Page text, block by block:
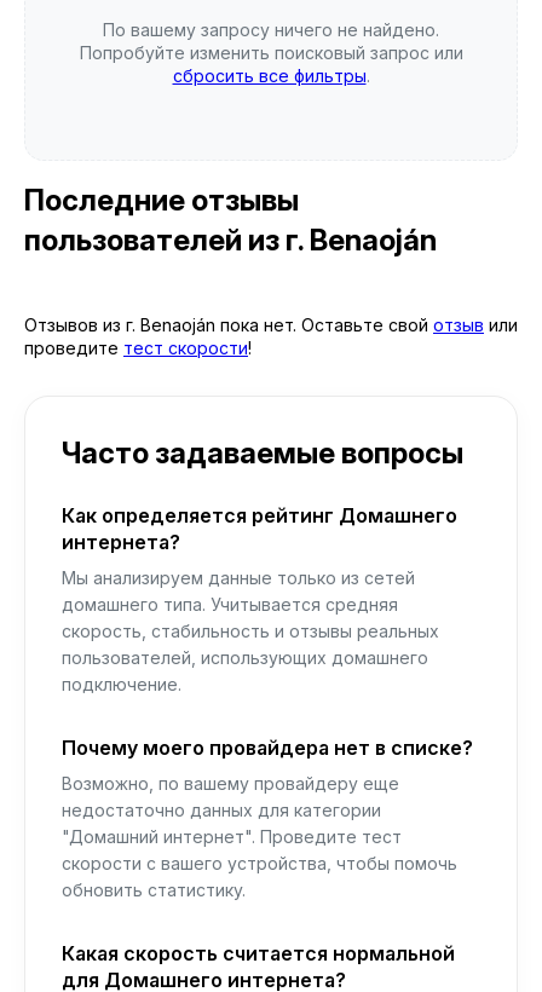
По вашему запросу ничего не найдено.
Попробуйте изменить поисковый запрос или
сбросить все фильтры.
Последние отзывы
пользователей из г. Benaoján
Отзывов из г. Benaoján пока нет. Оставьте свой отзыв или
проведите тест скорости!
Часто задаваемые вопросы
Как определяется рейтинг Домашнего
интернета?
Мы анализируем данные только из сетей
домашнего типа. Учитывается средняя
скорость, стабильность и отзывы реальных
пользователей, использующих домашнего
подключение.
Почему моего провайдера нет в списке?
Возможно, по вашему провайдеру еще
недостаточно данных для категории
"Домашний интернет". Проведите тест
скорости с вашего устройства, чтобы помочь
обновить статистику.
Какая скорость считается нормальной
для Домашнего интернета?